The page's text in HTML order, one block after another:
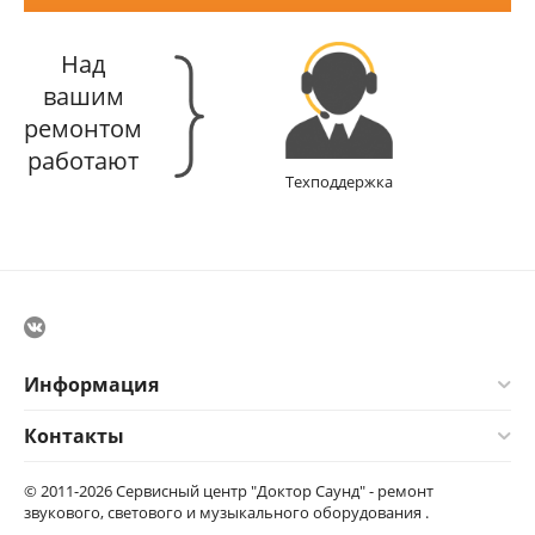
Над
вашим
ремонтом
работают
Техподдержка
Информация
Контакты
© 2011-2026 Сервисный центр "Доктор Саунд" - ремонт
звукового, светового и музыкального оборудования .